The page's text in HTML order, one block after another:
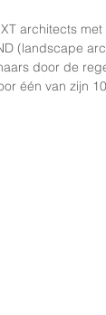
architects
(landscape
door de
één van zijn